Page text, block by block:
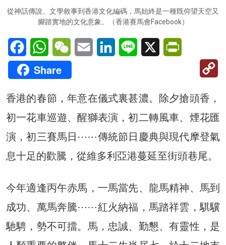
從神話傳說、文學敘事到香港文化編碼，馬始終是一種既仰望天空又
腳踏實地的文化意象。（香港賽馬會Facebook）
FacebookWhatsAppWeChatEmail LinkedInLine X
Share
香港的春節，年意在儀式裏甚濃。除夕搶頭香，
初一花車巡遊、醒獅表演，初二轉風車、煙花匯
演，初三賽馬日⋯⋯傳統節日慶典與現代摩登氣
息十足的歡騰，從維多利亞港蔓延至街頭巷尾。
今年適逢丙午赤馬，一馬當先、龍馬精神、馬到
成功、萬馬奔騰⋯⋯紅火納福，馬踏祥雲，騏驥
馳騁，勢不可擋。馬，忠誠、勤懇、有靈性，是